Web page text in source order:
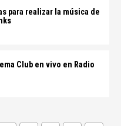
para realizar la música de
Club en vivo en Radio